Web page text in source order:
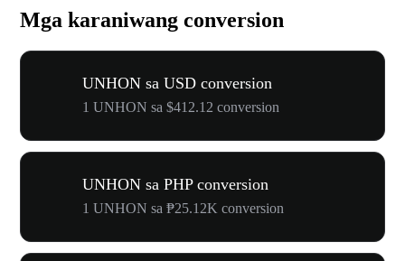
Mga karaniwang conversion
UNHON sa USD conversion
1 UNHON sa $412.12 conversion
UNHON sa PHP conversion
1 UNHON sa ₱25.12K conversion